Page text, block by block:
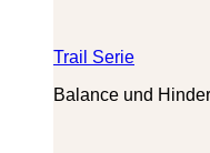
Trail Serie
Balance und